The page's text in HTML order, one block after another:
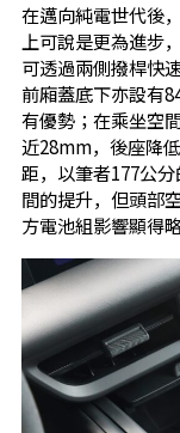
在邁向純電世代後
上可說是更為進步
可透過兩側撥桿快
前廂蓋底下亦設有
有優勢；在乘坐空
近28mm，後座降
距，以筆者177公
間的提升，但頭部
方電池組影響顯得